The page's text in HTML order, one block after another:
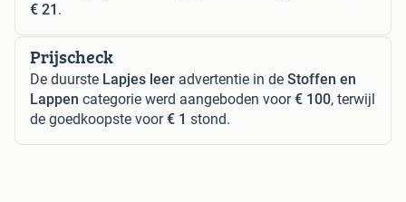
€ 21 .
Prijscheck
De duurste Lapjes leer advertentie in de Stoffen en
Lappen categorie werd aangeboden voor€ 100, terwijl
de goedkoopste voor€ 1 stond.